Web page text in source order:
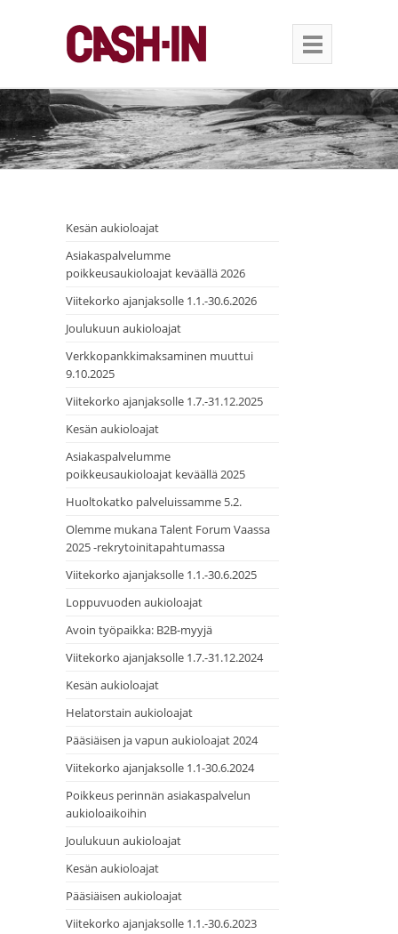
Kesän aukioloajat
Asiakaspalvelumme
poikkeusaukioloajat keväällä 2026
Viitekorko ajanjaksolle 1.1.-30.6.2026
Joulukuun aukioloajat
Verkkopankkimaksaminen muuttui
9.10.2025
Viitekorko ajanjaksolle 1.7.-31.12.2025
Kesän aukioloajat
Asiakaspalvelumme
poikkeusaukioloajat keväällä 2025
Huoltokatko palveluissamme 5.2.
Olemme mukana Talent Forum Vaassa
2025 -rekrytoinitapahtumassa
Viitekorko ajanjaksolle 1.1.-30.6.2025
Loppuvuoden aukioloajat
Avoin työpaikka: B2B-myyjä
Viitekorko ajanjaksolle 1.7.-31.12.2024
Kesän aukioloajat
Helatorstain aukioloajat
Pääsiäisen ja vapun aukioloajat 2024
Viitekorko ajanjaksolle 1.1-30.6.2024
Poikkeus perinnän asiakaspalvelun
aukioloaikoihin
Joulukuun aukioloajat
Kesän aukioloajat
Pääsiäisen aukioloajat
Viitekorko ajanjaksolle 1.1.-30.6.2023